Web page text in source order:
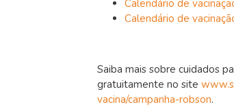
Calendário de
Calendário de
Saiba mais sobre cuidados
gratuitamente no site
vacina/campanha-robson.